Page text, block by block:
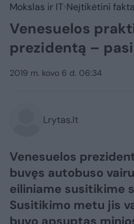
Mokslas ir IT Neįtikėtini
Venesuelos
prezidentą –
2019 m. kovo 6 d. 06:34
Lrytas.lt
Venesuelos
buvęs autobuso
eiliniame susitikime
Susitikimo metu jis